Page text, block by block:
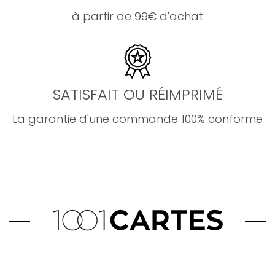
à partir de 99€ d'achat
SATISFAIT OU RÉIMPRIMÉ
La garantie d'une commande 100% conforme